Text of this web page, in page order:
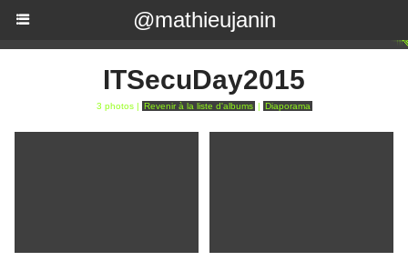
@mathieujanin
ITSecuDay2015
3 photos | Revenir à la liste d'albums | Diaporama